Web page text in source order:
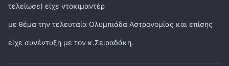
τελείωσε) είχε ντοκιμαντέρ
με θέμα την τελευταία Ολυμπιάδα Αστρονομίας και επίσης
είχε συνέντυξη με τον κ.Σειραδάκη.